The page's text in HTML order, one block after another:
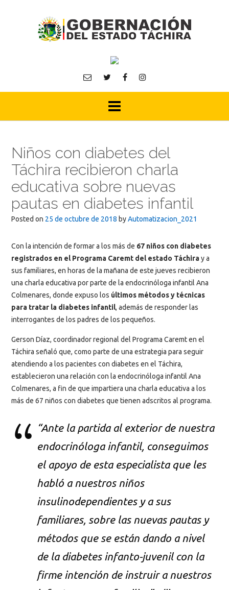
Niños con diabetes del
Táchira recibieron charla
educativa sobre nuevas
pautas en diabetes infantil
Posted on 25 de octubre de 2018 byAutomatizacion_2021
Con la intención de formar a los más de 67 niños con diabetes
registrados en el Programa Caremt del estado Táchiray a
sus familiares, en horas de la mañana de este jueves recibieron
una charla educativa por parte de la endocrinóloga infantil Ana
Colmenares, donde expuso los últimos métodos y técnicas
para tratar la diabetes infantil, además de responder las
interrogantes de los padres de los pequeños.
Gerson Díaz, coordinador regional del Programa Caremt en el
Táchira señaló que, como parte de una estrategia para seguir
atendiendo a los pacientes con diabetes en el Táchira,
establecieron una relación con la endocrinóloga infantil Ana
Colmenares, a fin de que impartiera una charla educativa a los
más de 67 niños con diabetes que tienen adscritos al programa.
“Ante la partida al exterior de nuestra
endocrinóloga infantil, conseguimos
el apoyo de esta especialista que les
habló a nuestros niños
insulinodependientes y a sus
familiares, sobre las nuevas pautas y
métodos que se están dando a nivel
de la diabetes infanto-juvenil con la
firme intención de instruir a nuestros